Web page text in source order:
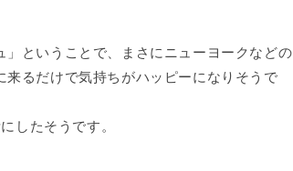
ということで、まさにニューヨークなどの
るだけで気持ちがハッピーになりそうで
したそうです。